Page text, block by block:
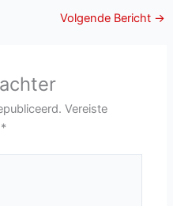
Volgende Bericht →
Vereiste
*